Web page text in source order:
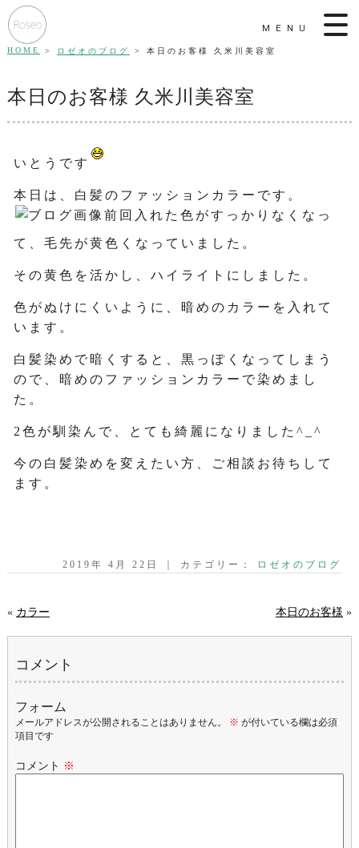
MENU
HOME ロゼオのブログ 本日のお客様 久米川美容室
本日のお客様 久米川美容室
いとうです
本日は、白髪のファッションカラーです。
前回入れた色がすっかりなくなっ
て、毛先が黄色くなっていました。
その黄色を活かし、ハイライトにしました。
色がぬけにくいように、暗めのカラーを入れて
います。
白髪染めで暗くすると、黒っぽくなってしまう
ので、暗めのファッションカラーで染めまし
た。
2色が馴染んで、とても綺麗になりました^_^
今の白髪染めを変えたい方、ご相談お待ちして
ます。
2019年 4月 22日 ｜ カテゴリー： ロゼオのブログ
« カラー 本日のお客様 »
コメント
フォーム
メールアドレスが公開されることはありません。 ※ が付いている欄は必須
項目です
コメント ※